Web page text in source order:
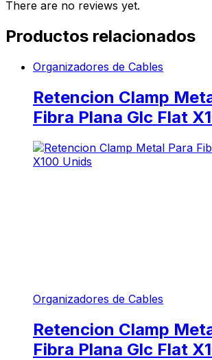
There are no reviews yet.
Productos relacionados
Organizadores de Cables
Retencion Clamp
Fibra Plana Glc Flat
Organizadores de Cables
Retencion Clamp
Fibra Plana Glc Flat